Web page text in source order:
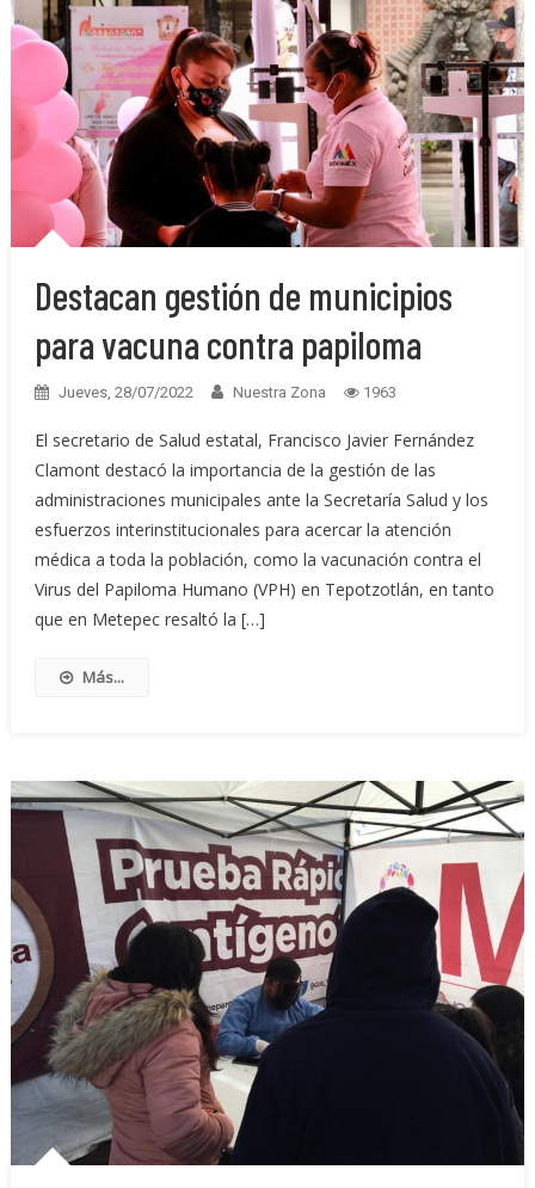
Destacan gestión de municipios
para vacuna contra papiloma
Jueves, 28/07/2022 Nuestra Zona 1963
El secretario de Salud estatal, Francisco Javier Fernández
Clamont destacó la importancia de la gestión de las
administraciones municipales ante la Secretaría Salud y los
esfuerzos interinstitucionales para acercar la atención
médica a toda la población, como la vacunación contra el
Virus del Papiloma Humano (VPH) en Tepotzotlán, en tanto
que en Metepec resaltó la […]
Más...